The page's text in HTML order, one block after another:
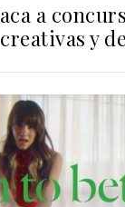
a
y